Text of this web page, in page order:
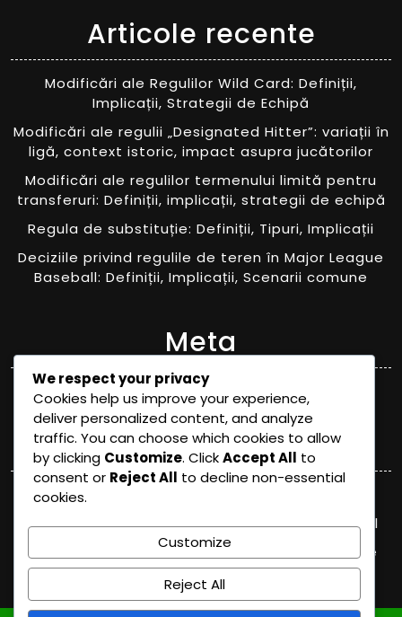
Articole recente
Modificări ale Regulilor Wild Card: Definiții,
Implicații, Strategii de Echipă
Modificări ale regulii „Designated Hitter”: variații în
ligă, context istoric, impact asupra jucătorilor
Modificări ale regulilor termenului limită pentru
transferuri: Definiții, implicații, strategii de echipă
Regula de substituție: Definiții, Tipuri, Implicații
Deciziile privind regulile de teren în Major League
Baseball: Definiții, Implicații, Scenarii comune
Meta
Log in
Categories
Deciziile arbitrilor în Liga Majoră de Baseball
Explicații ale regulilor în Liga Majoră de Baseball
Schimbări recente ale regulilor în Major League
Baseball
We respect your privacy
Cookies help us improve your experience,
deliver personalized content, and analyze
traffic. You can choose which cookies to allow
by clicking Customize. ClickAccept All to
consent or Reject All to decline non-essential
cookies.
Customize
Reject All